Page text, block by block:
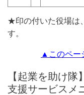
★印の付いた役場は
す。
▲このペー
【起業を助け
支援サービスメ